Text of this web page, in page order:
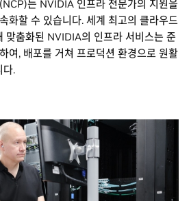
는 NVIDIA 인프라 전문가의 지원을
화할 수 있습니다. 세계 최고의 클라우드
맞춤화된 NVIDIA의 인프라 서비스는 준
여, 배포를 거쳐 프로덕션 환경으로 원활
다.